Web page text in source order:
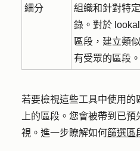
細分
組織和針對特
錄。對於
區段，建立類
有受眾的區段。
若要檢視這些工具中使用的
上的區段。您會被帶到已預
視。進一步瞭解如何篩選區